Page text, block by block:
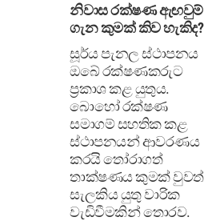
නිවාස රක්ෂණ ඇඟවුම්
ගැන කුමක් කිව හැකිද?
සූර්ය පැනල ස්ථාපනය
ඔබේ රක්ෂණකරුට
ප්‍රකාශ කළ යුතුය.
බොහෝ රක්ෂණ
සමාගම් සහතික කළ
ස්ථාපනයන් ආවරණය
කරයි තෝරාගත්
තාක්ෂණය කුමක් වුවත්
සැලකිය යුතු වාරික
වැඩිවීමකින් තොරව.